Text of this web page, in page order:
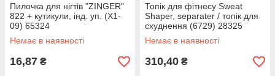
Пилочка для нігтів "ZINGER"
822 + кутикули, інд. уп. (X1-
09) 65324
Немає в наявності
16,87 ₴
Топік для фітнесу Sweat
Shaper, separater / топік для
схуднення (6729) 28325
Немає в наявності
310,40 ₴